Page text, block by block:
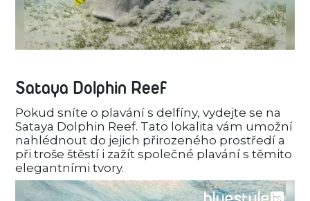
Sataya Dolphin Reef
Pokud sníte o plavání s delfíny, vydejte se na
Sataya Dolphin Reef. Tato lokalita vám umožní
nahlédnout do jejich přirozeného prostředí a
při troše štěstí i zažít společné plavání s těmito
elegantními tvory.